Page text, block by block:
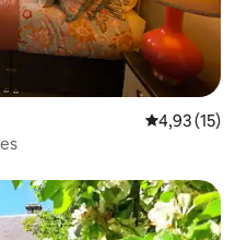
4,93 de uma
4,93 (15)
hóspedes